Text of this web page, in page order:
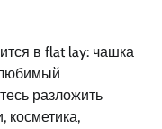
в flat lay: чашка
разложить
косметика,